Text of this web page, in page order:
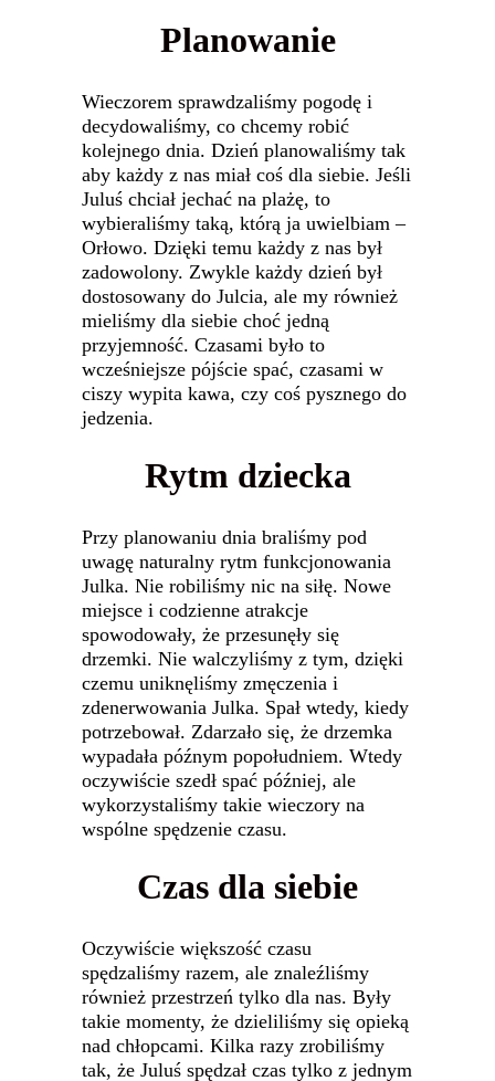
Planowanie
Wieczorem sprawdzaliśmy pogodę i
decydowaliśmy, co chcemy robić
kolejnego dnia. Dzień planowaliśmy tak
aby każdy z nas miał coś dla siebie. Jeśli
Juluś chciał jechać na plażę, to
wybieraliśmy taką, którą ja uwielbiam –
Orłowo. Dzięki temu każdy z nas był
zadowolony. Zwykle każdy dzień był
dostosowany do Julcia, ale my również
mieliśmy dla siebie choć jedną
przyjemność. Czasami było to
wcześniejsze pójście spać, czasami w
ciszy wypita kawa, czy coś pysznego do
jedzenia.
Rytm dziecka
Przy planowaniu dnia braliśmy pod
uwagę naturalny rytm funkcjonowania
Julka. Nie robiliśmy nic na siłę. Nowe
miejsce i codzienne atrakcje
spowodowały, że przesunęły się
drzemki. Nie walczyliśmy z tym, dzięki
czemu uniknęliśmy zmęczenia i
zdenerwowania Julka. Spał wtedy, kiedy
potrzebował. Zdarzało się, że drzemka
wypadała późnym popołudniem. Wtedy
oczywiście szedł spać później, ale
wykorzystaliśmy takie wieczory na
wspólne spędzenie czasu.
Czas dla siebie
Oczywiście większość czasu
spędzaliśmy razem, ale znaleźliśmy
również przestrzeń tylko dla nas. Były
takie momenty, że dzieliliśmy się opieką
nad chłopcami. Kilka razy zrobiliśmy
tak, że Juluś spędzał czas tylko z jednym